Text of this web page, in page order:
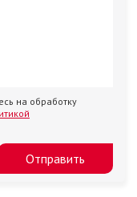
на обработку
Отправить